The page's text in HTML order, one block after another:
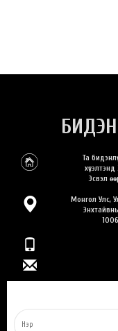
Та
Эсвэл
Монгол Улс,